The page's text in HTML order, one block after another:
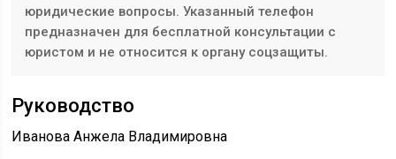
юридические вопросы. Указанный телефон
предназначен для бесплатной консультации с
юристом и не относится к органу соцзащиты.
Руководство
Иванова Анжела Владимировна